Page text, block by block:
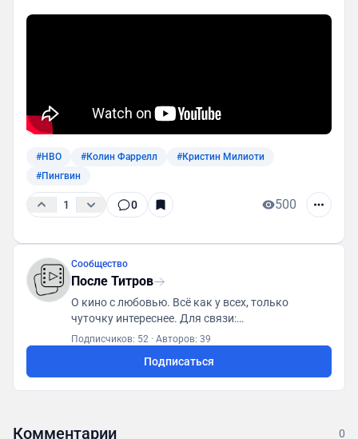
#HBO #Колин Фаррелл
#Кристин Милиоти
#Пингвин
1 0 500
Сообщество
После Титров
О кино с любовью. Всё как у всех, только
чуточку интереснее. Для связи:
posletitrov@yandex.ru
Подписчиков: 52 · Авторов: 39
Подписаться
Комментарии 0